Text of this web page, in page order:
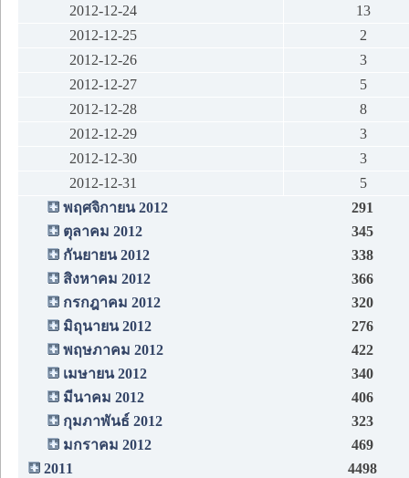
2012-12-24
13
2012-12-25
2
2012-12-26
3
2012-12-27
5
2012-12-28
8
2012-12-29
3
2012-12-30
3
2012-12-31
5
พฤศจิกายน 2012
291
ตุลาคม 2012
345
กันยายน 2012
338
สิงหาคม 2012
366
กรกฎาคม 2012
320
มิถุนายน 2012
276
พฤษภาคม 2012
422
เมษายน 2012
340
มีนาคม 2012
406
กุมภาพันธ์ 2012
323
มกราคม 2012
469
2011
4498